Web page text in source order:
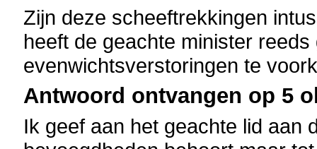
Zijn deze scheeftrekkingen
heeft de geachte minister
evenwichtsverstoringen te
Antwoord ontvangen op 5
Ik geef aan het geachte lid aan